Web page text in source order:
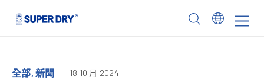
全部, 新聞 18 10 月 2024